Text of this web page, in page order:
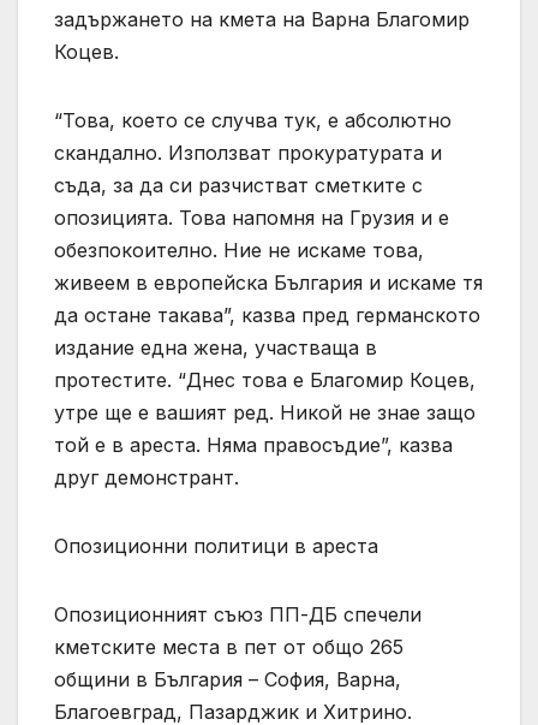
задържането на кмета на Варна Благомир
Коцев.
“Това, което се случва тук, е абсолютно
скандално. Използват прокуратурата и
съда, за да си разчистват сметките с
опозицията. Това напомня на Грузия и е
обезпокоително. Ние не искаме това,
живеем в европейска България и искаме тя
да остане такава”, казва пред германското
издание една жена, участваща в
протестите. “Днес това е Благомир Коцев,
утре ще е вашият ред. Никой не знае защо
той е в ареста. Няма правосъдие”, казва
друг демонстрант.
Опозиционни политици в ареста
Опозиционният съюз ПП-ДБ спечели
кметските места в пет от общо 265
общини в България – София, Варна,
Благоевград, Пазарджик и Хитрино.